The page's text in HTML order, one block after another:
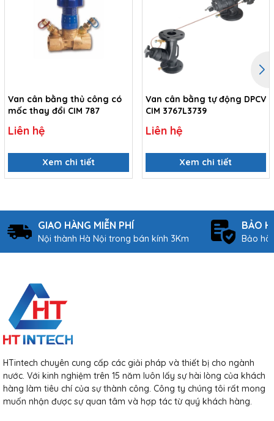
Van cân bằng thủ công có
mốc thay đổi CIM 787
Liên hệ
Xem chi tiết
Van cân bằng tự động DPCV
CIM 3767L3739
Liên hệ
Xem chi tiết
GIAO HÀNG MIỄN PHÍ
Nội thành Hà Nội trong bán kính 3Km
BẢO
Bảo
HTintech chuyên cung cấp các giải pháp và thiết bị cho ngành
nước. Với kinh nghiệm trên 15 năm luôn lấy sự hài lòng của khách
hàng làm tiêu chí của sự thành công. Công ty chúng tôi rất mong
muốn nhận được sự quan tâm và hợp tác từ quý khách hàng.